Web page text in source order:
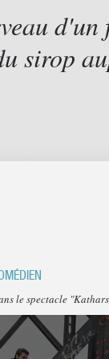
sirop
le spectacle